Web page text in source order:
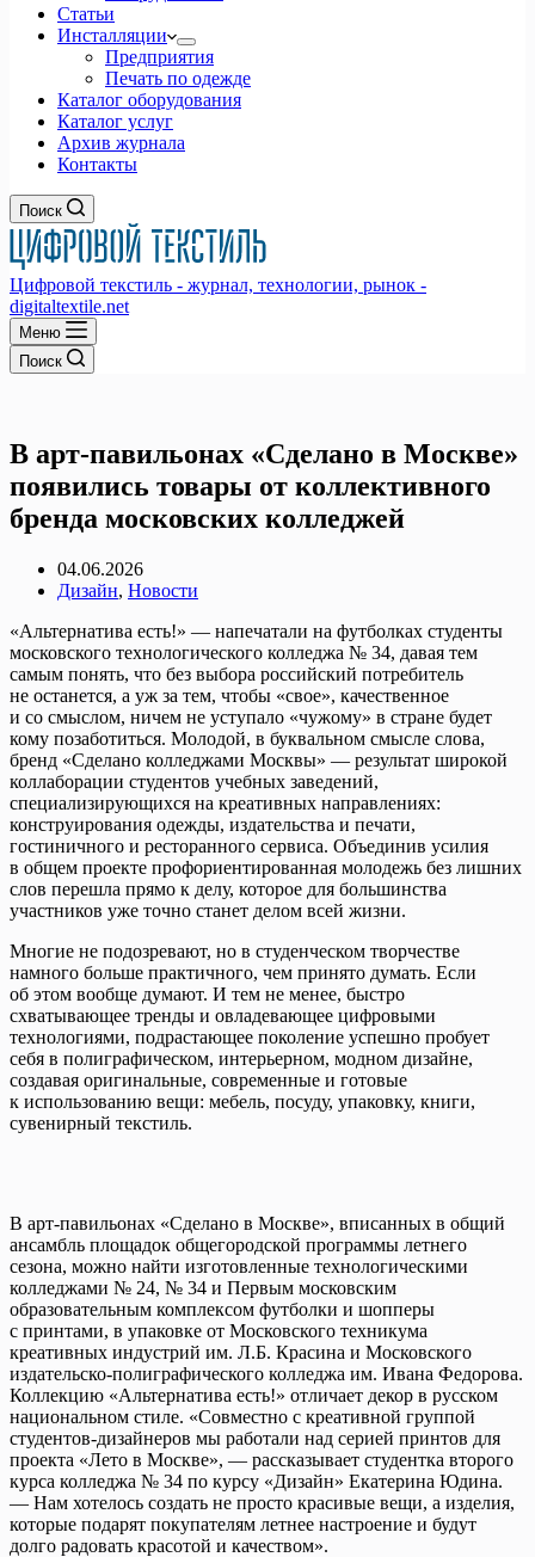
Статьи
Инсталляции
Предприятия
Печать по одежде
Каталог оборудования
Каталог услуг
Архив журнала
Контакты
Поиск
Цифровой текстиль - журнал, технологии, рынок -
digitaltextile.net
Меню
Поиск
В арт-павильонах «Сделано в Москве»
появились товары от коллективного
бренда московских колледжей
04.06.2026
Дизайн, Новости
«Альтернатива есть!» — напечатали на футболках студенты
московского технологического колледжа № 34, давая тем
самым понять, что без выбора российский потребитель
не останется, а уж за тем, чтобы «свое», качественное
и со смыслом, ничем не уступало «чужому» в стране будет
кому позаботиться. Молодой, в буквальном смысле слова,
бренд «Сделано колледжами Москвы» — результат широкой
коллаборации студентов учебных заведений,
специализирующихся на креативных направлениях:
конструирования одежды, издательства и печати,
гостиничного и ресторанного сервиса. Объединив усилия
в общем проекте профориентированная молодежь без лишних
слов перешла прямо к делу, которое для большинства
участников уже точно станет делом всей жизни.
Многие не подозревают, но в студенческом творчестве
намного больше практичного, чем принято думать. Если
об этом вообще думают. И тем не менее, быстро
схватывающее тренды и овладевающее цифровыми
технологиями, подрастающее поколение успешно пробует
себя в полиграфическом, интерьерном, модном дизайне,
создавая оригинальные, современные и готовые
к использованию вещи: мебель, посуду, упаковку, книги,
сувенирный текстиль.
В арт-павильонах «Сделано в Москве», вписанных в общий
ансамбль площадок общегородской программы летнего
сезона, можно найти изготовленные технологическими
колледжами № 24, № 34 и Первым московским
образовательным комплексом футболки и шопперы
с принтами, в упаковке от Московского техникума
креативных индустрий им. Л.Б. Красина и Московского
издательско-полиграфического колледжа им. Ивана Федорова.
Коллекцию «Альтернатива есть!» отличает декор в русском
национальном стиле. «Совместно с креативной группой
студентов-дизайнеров мы работали над серией принтов для
проекта «Лето в Москве», — рассказывает студентка второго
курса колледжа № 34 по курсу «Дизайн» Екатерина Юдина.
— Нам хотелось создать не просто красивые вещи, а изделия,
которые подарят покупателям летнее настроение и будут
долго радовать красотой и качеством».